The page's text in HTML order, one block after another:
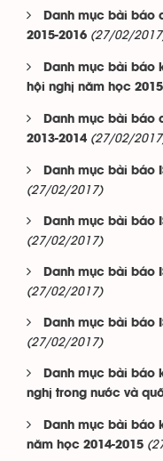
Danh mục bài báo
2015-2016 (27/02/
Danh mục bài báo
hội nghị năm học
Danh mục bài báo
2013-2014 (27/02/
Danh mục bài báo
(27/02/2017)
Danh mục bài báo
(27/02/2017)
Danh mục bài báo
(27/02/2017)
Danh mục bài báo
(27/02/2017)
Danh mục bài báo
nghị trong nước và
Danh mục bài báo
năm học 2014-2015